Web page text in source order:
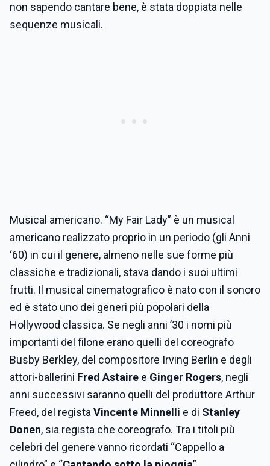
non sapendo cantare bene, è stata doppiata nelle
sequenze musicali.
Musical americano. “My Fair Lady” è un musical
americano realizzato proprio in un periodo (gli Anni
‘60) in cui il genere, almeno nelle sue forme più
classiche e tradizionali, stava dando i suoi ultimi
frutti. Il musical cinematografico è nato con il sonoro
ed è stato uno dei generi più popolari della
Hollywood classica. Se negli anni ’30 i nomi più
importanti del filone erano quelli del coreografo
Busby Berkley, del compositore Irving Berlin e degli
attori-ballerini Fred Astaire e Ginger Rogers, negli
anni successivi saranno quelli del produttore Arthur
Freed, del regista Vincente Minnelli e di Stanley
Donen, sia regista che coreografo. Tra i titoli più
celebri del genere vanno ricordati “Cappello a